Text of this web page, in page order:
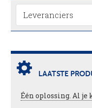
LAATSTE
Één oplossing. Al je